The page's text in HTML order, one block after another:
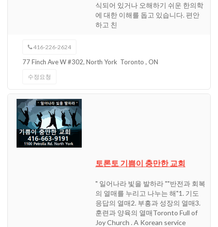
식되어 있거나 오해하기 쉬운 한의학
에 대한 이해를 돕고 있습니다. 편안
하고 친
416-226-2624
77 Finch Ave W #302, North York Toronto , ON
수정요청
토론토 기쁨이 충만한 교회
" 일어나라 빛을 발하라 ""반전과 회복
의 열매를 누리고 나누는 해"1. 기도
응답의 열매2. 부흥과 성장의 열매3.
훈련과 양육의 열매Toronto Full of
Joy Church . A Korean service